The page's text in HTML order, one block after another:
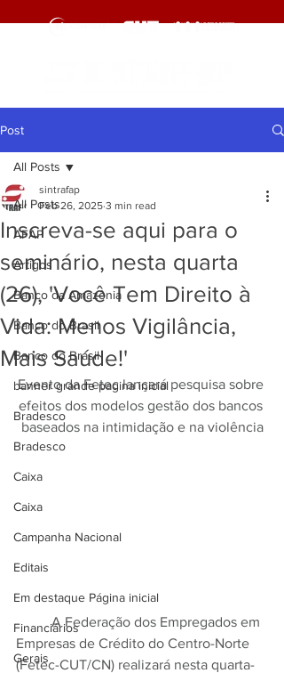
Post
All Posts
AFAP
Artigos
Banco da Amazônia
Banco do Brasil
Banco do Brasil
banner grande pagina inicial
Bradesco
Bradesco
Caixa
Caixa
Campanha Nacional
Editais
Em destaque Página inicial
Financiários
Gerais
All Posts
Inscreva-se aqui para o
seminário, nesta quarta
(26), 'Você Tem Direito à
Vida: Menos Vigilância,
Mais Saúde!'
sintrafap
Feb 26, 2025 3 min read
Evento da Fetec lançará pesquisa sobre
efeitos dos modelos gestão dos bancos
baseados na intimidação e na violência
	A Federação dos Empregados em
Empresas de Crédito do Centro-Norte
(Fetec-CUT/CN) realizará nesta quarta-